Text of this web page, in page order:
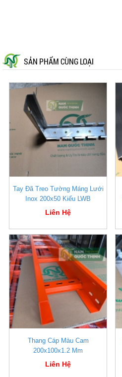
SẢN PHẨM CÙNG LOẠI
Tay Đã Treo Tường Máng Lưới
Inox 200x50 Kiểu LWB
Liên Hệ
Thang Cáp Màu Cam
200x100x1.2 Mm
Liên Hệ